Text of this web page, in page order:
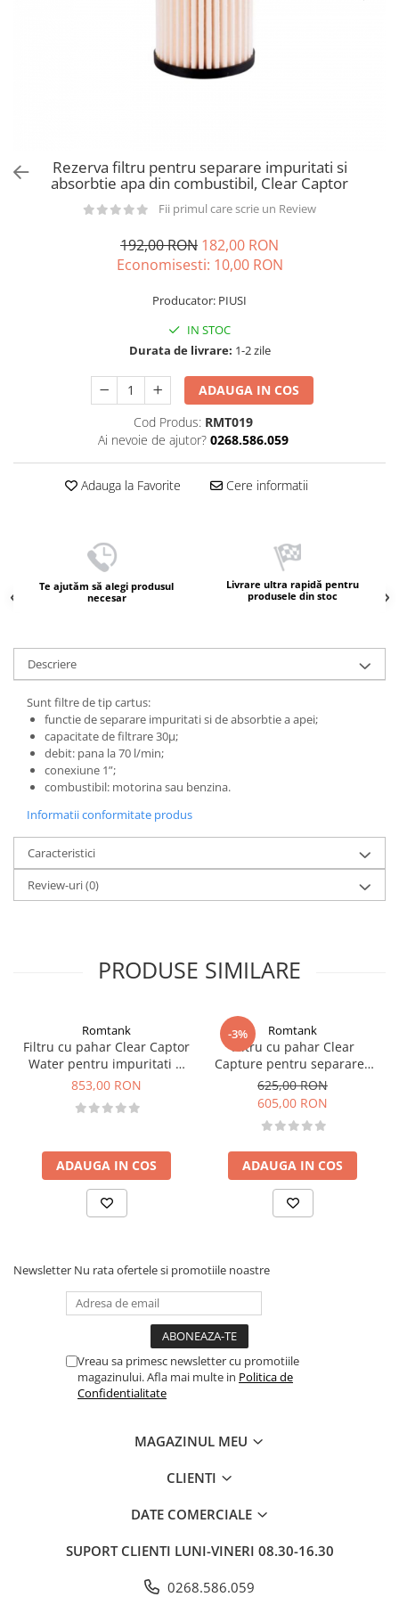
Rezervoare stationare subterane
Rezerva filtru pentru separare impuritati si
absorbtie apa din combustibil, Clear Captor
Fii primul care scrie un Review
192,00 RON 182,00 RON
Economisesti: 10,00 RON
Producator: PIUSI
IN STOC
Durata de livrare: 1-2 zile
ADAUGA IN COS
Cod Produs: RMT019
Ai nevoie de ajutor? 0268.586.059
Adauga la Favorite Cere informatii
Te ajutăm să alegi produsul
necesar
Livrare ultra rapidă pentru
produsele din stoc
Descriere
Sunt filtre de tip cartus:
functie de separare impuritati si de absorbtie a apei;
capacitate de filtrare 30µ;
debit: pana la 70 l/min;
conexiune 1”;
combustibil: motorina sau benzina.
Informatii conformitate produs
Caracteristici
Review-uri(0)
PRODUSE SIMILARE
Romtank
Filtru cu pahar Clear Captor
Water pentru impuritati si
absorbtie apa din motorina
853,00 RON
ADAUGA IN COS
-3% Romtank
Filtru cu pahar Clear
Capture pentru separarea
impuritatilor din motorina
625,00 RON
605,00 RON
ADAUGA IN COS
Newsletter Nu rata ofertele si promotiile noastre
Vreau sa primesc newsletter cu promotiile
magazinului. Afla mai multe in Politica de
Confidentialitate
MAGAZINUL MEU
CLIENTI
DATE COMERCIALE
SUPORT CLIENTI LUNI-VINERI 08.30-16.30
0268.586.059